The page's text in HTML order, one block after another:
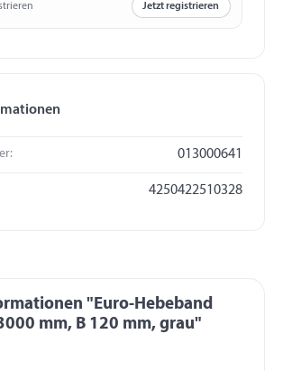
Jetzt registrieren
013000641
4250422510328
"Euro-Hebeband
mm, B 120 mm, grau"